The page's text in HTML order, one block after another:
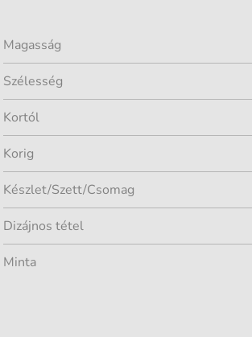
Magasság
Szélesség
Kortól
Korig
Készlet/Szett/Csomag
Dizájnos tétel
Minta